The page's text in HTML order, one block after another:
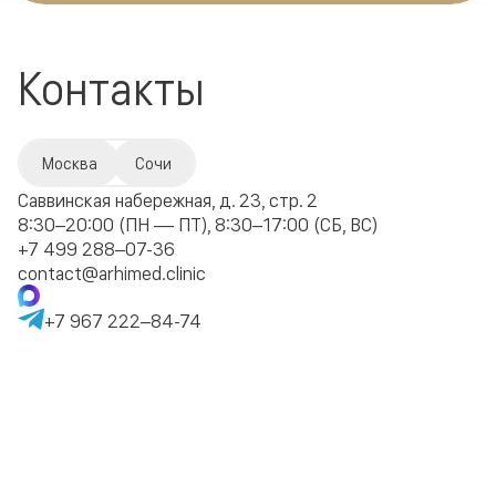
Контакты
Москва Сочи
Саввинская набережная, д. 23, стр. 2
8:30–20:00 (ПН — ПТ), 8:30–17:00 (СБ, ВС)
+7 499 288–07-36
contact@arhimed.clinic
+7 967 222–84-74